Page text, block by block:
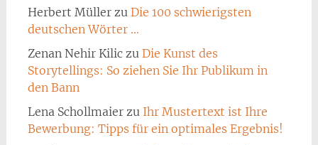
Herbert Müllerzu Die 100 schwierigsten
deutschen Wörter …
Zenan Nehir Kiliczu Die Kunst des
Storytellings: So ziehen Sie Ihr Publikum in
den Bann
Lena Schollmaierzu Ihr Mustertext ist Ihre
Bewerbung: Tipps für ein optimales Ergebnis!